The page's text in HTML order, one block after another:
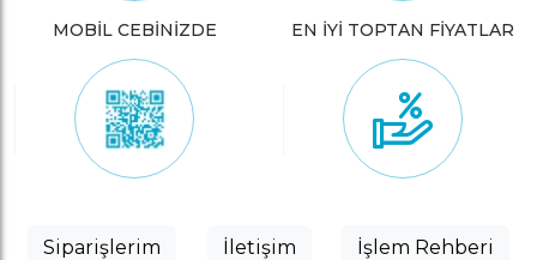
MOBİL CEBİNİZDE EN İYİ TOPTAN FİYATLAR
Siparişlerim İletişim İşlem Rehberi